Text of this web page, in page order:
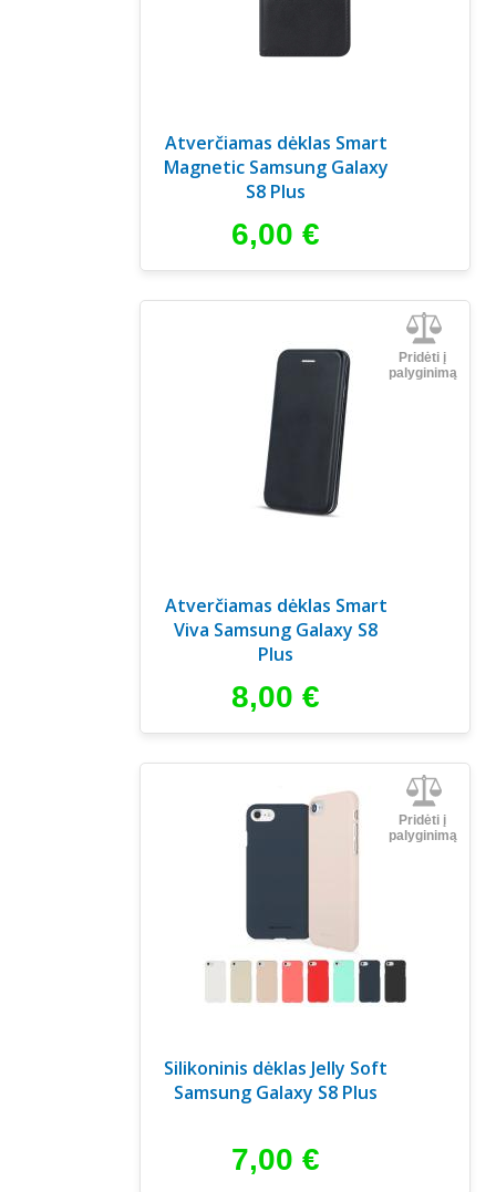
Atverčiamas dėklas Smart
Magnetic Samsung Galaxy
S8 Plus
6,00 €
Atverčiamas dėklas Smart
Viva Samsung Galaxy S8
Plus
8,00 €
Pridėti į
palyginimą
Silikoninis dėklas Jelly Soft
Samsung Galaxy S8 Plus
7,00 €
Pridėti į
palyginimą